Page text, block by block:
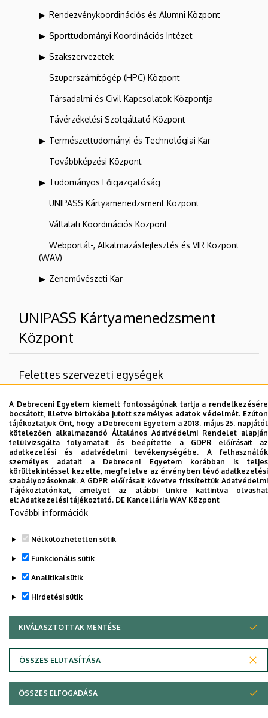
Rendezvénykoordinációs és Alumni Központ
Sporttudományi Koordinációs Intézet
Szakszervezetek
Szuperszámítógép (HPC) Központ
Társadalmi és Civil Kapcsolatok Központja
Távérzékelési Szolgáltató Központ
Természettudományi és Technológiai Kar
Továbbképzési Központ
Tudományos Főigazgatóság
UNIPASS Kártyamenedzsment Központ
Vállalati Koordinációs Központ
Webportál-, Alkalmazásfejlesztés és VIR Központ
(WAV)
Zeneművészeti Kar
UNIPASS Kártyamenedzsment
Központ
Felettes szervezeti egységek
Debreceni Egyetem
Dolgozói adatmódosítás igénylése a DE
telefonkönyvében|Külső személyek rögzítése a
DE telefonkönyvében|Súgó|Hibabejelentés
Szerzői jog © 2026 Unideb
A Debreceni Egyetem kiemelt fontosságúnak tartja a rendelkezésére
bocsátott, illetve birtokába jutott személyes adatok védelmét. Ezúton
tájékoztatjuk Önt, hogy a Debreceni Egyetem a 2018. május 25. napjától
kötelezően alkalmazandó Általános Adatvédelmi Rendelet alapján
felülvizsgálta folyamatait és beépítette a GDPR előírásait az
adatkezelési és adatvédelmi tevékenységébe. A felhasználók
személyes adatait a Debreceni Egyetem korábban is teljes
körültekintéssel kezelte, megfelelve az érvényben lévő adatkezelési
szabályozásoknak. A GDPR előírásait követve frissítettük Adatvédelmi
Tájékoztatónkat, amelyet az alábbi linkre kattintva olvashat
el: Adatkezelési tájékoztató. DE Kancellária WAV Központ
További információk
Nélkülözhetetlen sütik
Funkcionális sütik
Analitikai sütik
Hirdetési sütik
KIVÁLASZTOTTAK MENTÉSE
ÖSSZES ELUTASÍTÁSA
WITHDRAW CONSENT
ÖSSZES ELFOGADÁSA